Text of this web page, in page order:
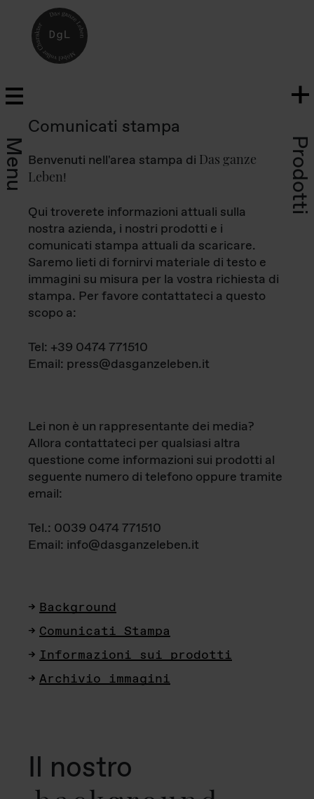
Menu Prodotti
Comunicati stampa
Benvenuti nell'area stampa di Das ganze
Leben!
Qui troverete informazioni attuali sulla
nostra azienda, i nostri prodotti e i
comunicati stampa attuali da scaricare.
Saremo lieti di fornirvi materiale di testo e
immagini su misura per la vostra richiesta di
stampa. Per favore contattateci a questo
scopo a:
Tel: +39 0474 771510
Email: press@dasganzeleben.it
Lei non è un rappresentante dei media?
Allora contattateci per qualsiasi altra
questione come informazioni sui prodotti al
seguente numero di telefono oppure tramite
email:
Tel.: 0039 0474 771510
Email: info@dasganzeleben.it
Background
Comunicati Stampa
Informazioni sui prodotti
Archivio immagini
Il nostro